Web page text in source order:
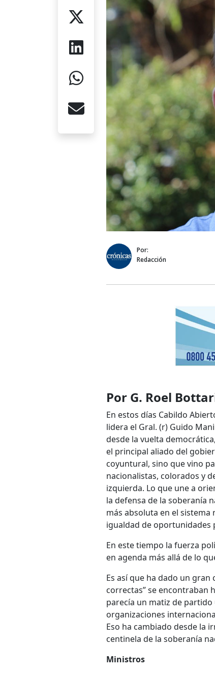
Por:
Redacción
Por G. Roel
En estos días Cabildo
lidera el Gral. (r) Guido
desde la vuelta
el principal aliado del
coyuntural, sino que vino
nacionalistas, colorados y
izquierda. Lo que une a
la defensa de la soberanía
más absoluta en el
igualdad de oportunidades
En este tiempo la fuerza
en agenda más allá de lo
Es así que ha dado un
correctas” se encontraban
parecía un matiz de
organizaciones
Eso ha cambiado desde la
centinela de la soberanía
Ministros